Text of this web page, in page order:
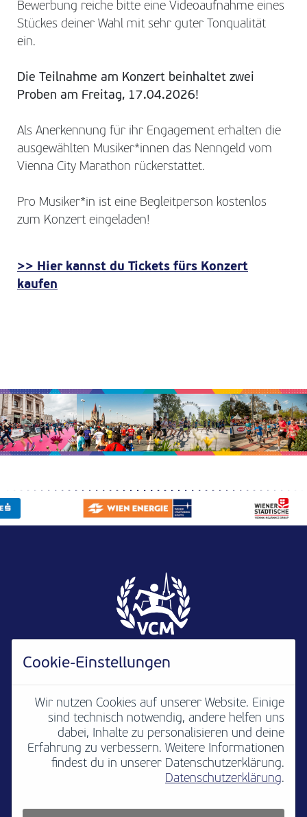
Bewerbung reiche bitte eine Videoaufnahme eines
Stückes deiner Wahl mit sehr guter Tonqualität
ein.
Die Teilnahme am Konzert beinhaltet zwei
Proben am Freitag, 17.04.2026!
Als Anerkennung für ihr Engagement erhalten die
ausgewählten Musiker*innen das Nenngeld vom
Vienna City Marathon rückerstattet.
Pro Musiker*in ist eine Begleitperson kostenlos
zum Konzert eingeladen!
>> Hier kannst du Tickets fürs Konzert
kaufen
Newsletter Media Kontakt
Jobs Impressum
Teilnahmebedingungen Platzordnung
Cookie-Einstellungen
Wir nutzen Cookies auf unserer Website. Einige
sind technisch notwendig, andere helfen uns
dabei, Inhalte zu personalisieren und deine
Erfahrung zu verbessern. Weitere Informationen
findest du in unserer Datenschutzerklärung.
Datenschutzerklärung.